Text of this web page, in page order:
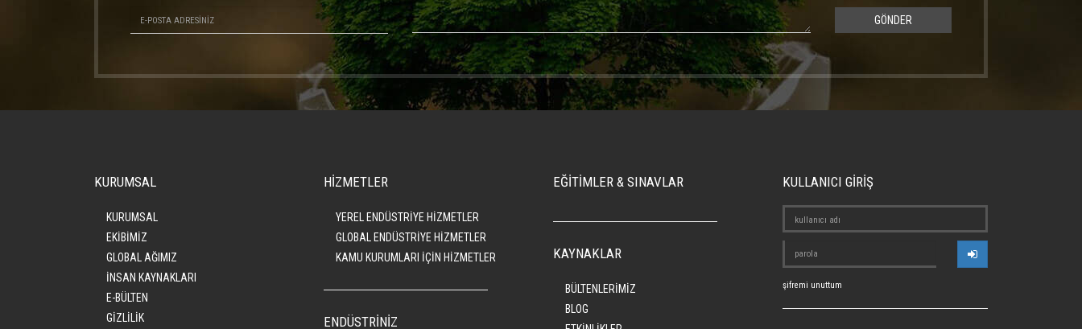
GÖNDER
KURUMSAL
KURUMSAL
EKİBİMİZ
GLOBAL AĞIMIZ
İNSAN KAYNAKLARI
E-BÜLTEN
GİZLİLİK
HİZMETLER
YEREL ENDÜSTRİYE HİZMETLER
GLOBAL ENDÜSTRİYE HİZMETLER
KAMU KURUMLARI İÇİN HİZMETLER
ENDÜSTRİNİZ
EĞİTİMLER & SINAVLAR
KAYNAKLAR
BÜLTENLERİMİZ
BLOG
KULLANICI GİRİŞ
şifremi unuttum